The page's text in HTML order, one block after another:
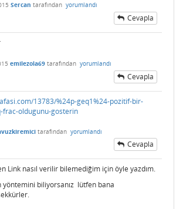
Sercan tarafından yorumlandı
Cevapla
emilezola69 tarafından yorumlandı
Cevapla
13783/%24p-geq1%24-pozitif-bir-
frac-oldugunu-gosterin
tarafından yorumlandı
Cevapla
Link nasıl verilir bilemediğim için öyle yazdım.
yöntemini biliyorsanız lütfen bana